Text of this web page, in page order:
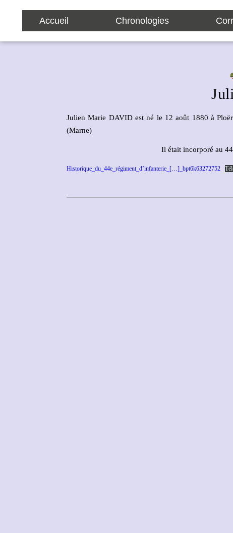
Accueil Chronologies
Julien Marie DAVID est né le 12 août 1880 à
(Marne)
Il était incorporé au
Historique_du_44e_régiment_d’infanterie_[…]_bpt6k63272752